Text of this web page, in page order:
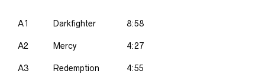
A1 Darkfighter 8:58
A2 Mercy 4:27
A3 Redemption 4:55